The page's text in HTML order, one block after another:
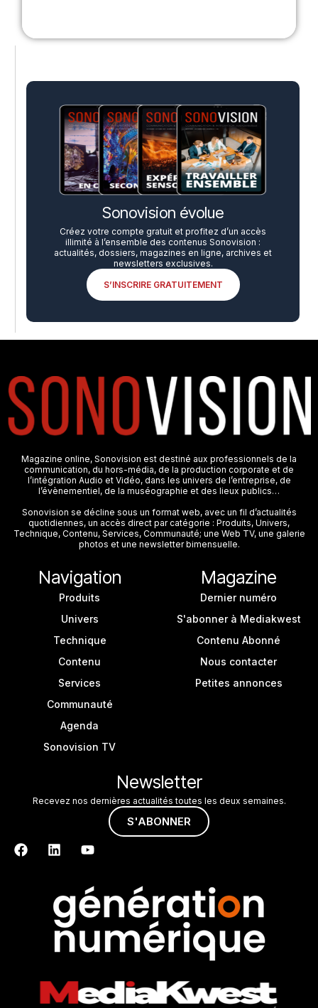
Sonovision évolue
Créez votre compte gratuit et profitez d’un accès
illimité à l’ensemble des contenus Sonovision :
actualités, dossiers, magazines en ligne, archives et
newsletters exclusives.
S’INSCRIRE GRATUITEMENT
Magazine online, Sonovision est destiné aux professionnels de la
communication, du hors-média, de la production corporate et de
l’intégration Audio et Vidéo, dans les univers de l’entreprise, de
l’évènementiel, de la muséographie et des lieux publics…
Sonovision se décline sous un format web, avec un fil d’actualités
quotidiennes, un accès direct par catégorie : Produits, Univers,
Technique, Contenu, Services, Communauté; une Web TV, une galerie
photos et une newsletter bimensuelle.
Navigation
Produits
Univers
Technique
Contenu
Services
Communauté
Agenda
Sonovision TV
Magazine
Dernier numéro
S'abonner à Mediakwest
Contenu Abonné
Nous contacter
Petites annonces
Newsletter
Recevez nos dernières actualités toutes les deux semaines.
S'ABONNER